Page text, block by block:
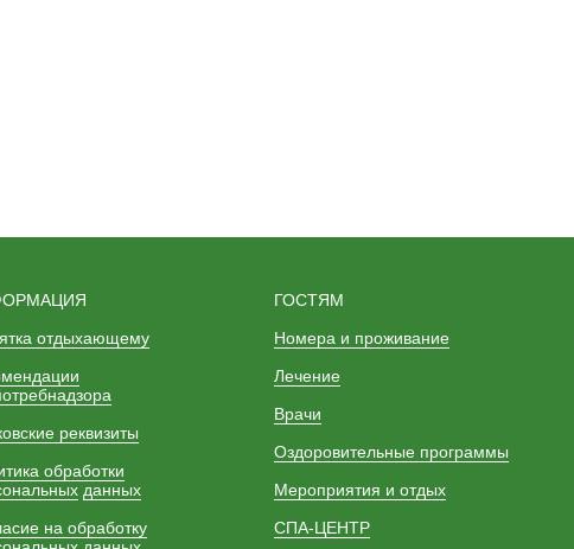
отдыхающему
реквизиты
обработки
данных
на обработку
ГОСТЯМ
Номера и проживание
Лечение
Врачи
Оздоровительные программы
Мероприятия и отдых
СПА-ЦЕНТР